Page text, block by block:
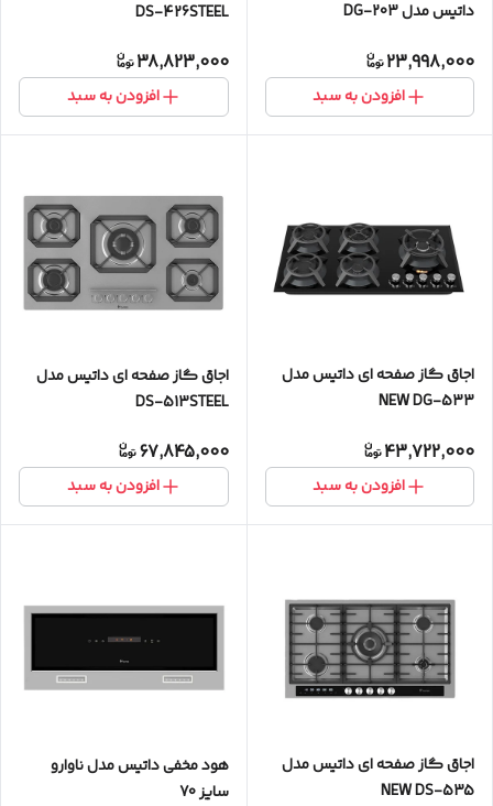
داتیس مدل DG-203
23,998,000
افزودن به سبد
DS-426STEEL
38,823,000
افزودن به سبد
اجاق گاز صفحه ای داتیس مدل
NEW DG-533
43,722,000
افزودن به سبد
اجاق گاز صفحه ای داتیس مدل
DS-513STEEL
67,845,000
افزودن به سبد
اجاق گاز صفحه ای داتیس مدل
NEW DS-535
هود مخفی داتیس مدل ناوارو
سایز 70